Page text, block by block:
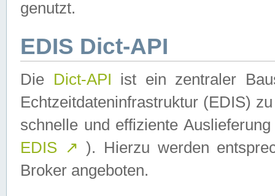
genutzt.
EDIS Dict-API
Die Dict-API ist ein zentraler
Echtzeitdateninfrastruktur (EDIS)
schnelle und effiziente
EDIS ↗ ). Hierzu werden
Broker angeboten.